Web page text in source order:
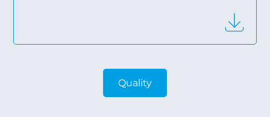
Quality